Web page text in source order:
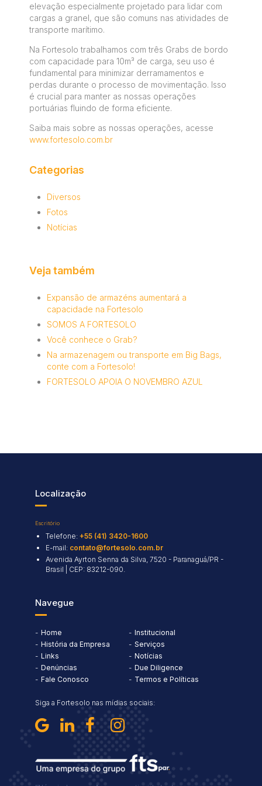
elevação especialmente projetado para lidar com
cargas a granel, que são comuns nas atividades de
transporte marítimo.
Na Fortesolo trabalhamos com três Grabs de bordo
com capacidade para 10m³ de carga, seu uso é
fundamental para minimizar derramamentos e
perdas durante o processo de movimentação. Isso
é crucial para manter as nossas operações
portuárias fluindo de forma eficiente.
Saiba mais sobre as nossas operações, acesse
www.fortesolo.com.br
Categorias
Diversos
Fotos
Notícias
Veja também
Expansão de armazéns aumentará a
capacidade na Fortesolo
SOMOS A FORTESOLO
Você conhece o Grab?
Na armazenagem ou transporte em Big Bags,
conte com a Fortesolo!
FORTESOLO APOIA O NOVEMBRO AZUL
Localização
Escritório
Telefone: +55 (41) 3420-1600
E-mail: contato@fortesolo.com.br
Avenida Ayrton Senna da Silva, 7520 - Paranaguá/PR -
Brasil | CEP: 83212-090.
Navegue
Home
Institucional
História da Empresa
Serviços
Links
Notícias
Denúncias
Due Diligence
Fale Conosco
Termos e Políticas
Siga a Fortesolo nas mídias sociais: